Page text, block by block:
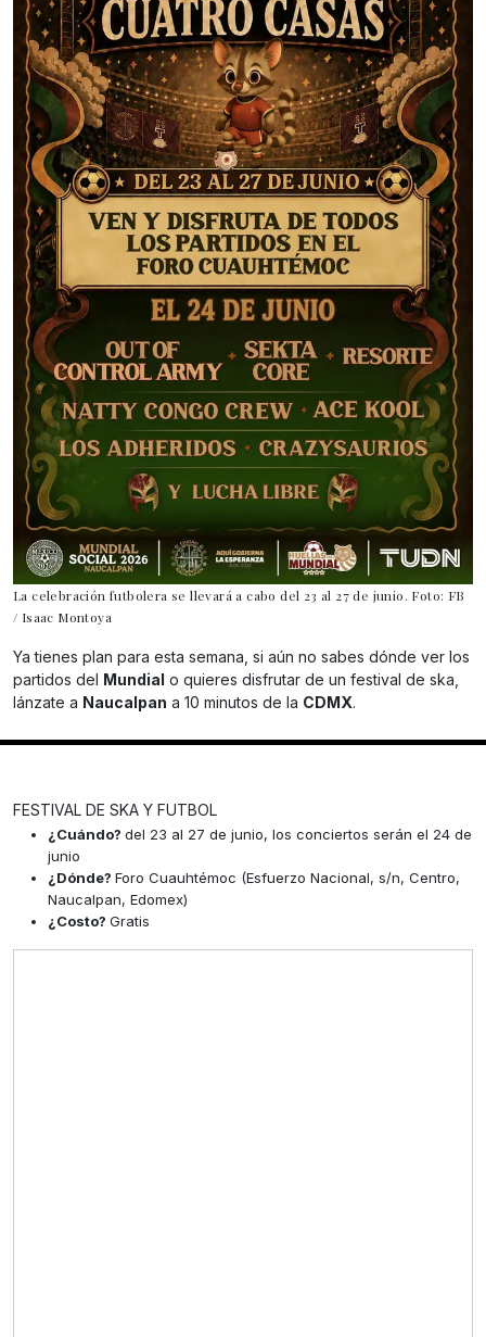
La celebración futbolera se llevará a cabo del 23 al 27 de junio. Foto: FB
/ Isaac Montoya
Ya tienes plan para esta semana, si aún no sabes dónde ver los
partidos del Mundial o quieres disfrutar de un festival de ska,
lánzate a Naucalpan a 10 minutos de la CDMX.
FESTIVAL DE SKA Y FUTBOL
¿Cuándo? del 23 al 27 de junio, los conciertos serán el 24 de
junio
¿Dónde? Foro Cuauhtémoc (Esfuerzo Nacional, s/n, Centro,
Naucalpan, Edomex)
¿Costo? Gratis